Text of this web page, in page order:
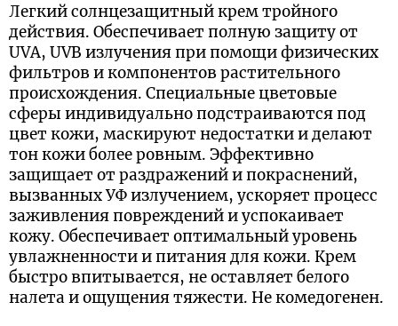
Легкий солнцезащитный крем тройного
действия. Обеспечивает полную защиту от
UVA, UVB излучения при помощи физических
фильтров и компонентов растительного
происхождения. Специальные цветовые
сферы индивидуально подстраиваются под
цвет кожи, маскируют недостатки и делают
тон кожи более ровным. Эффективно
защищает от раздражений и покраснений,
вызванных УФ излучением, ускоряет процесс
заживления повреждений и успокаивает
кожу. Обеспечивает оптимальный уровень
увлажненности и питания для кожи. Крем
быстро впитывается, не оставляет белого
налета и ощущения тяжести. Не комедогенен.